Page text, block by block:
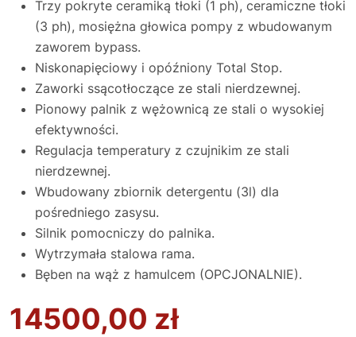
Trzy pokryte ceramiką tłoki (1 ph), ceramiczne tłoki
(3 ph), mosiężna głowica pompy z wbudowanym
zaworem bypass.
Niskonapięciowy i opóźniony Total Stop.
Zaworki ssącotłoczące ze stali nierdzewnej.
Pionowy palnik z wężownicą ze stali o wysokiej
efektywności.
Regulacja temperatury z czujnikim ze stali
nierdzewnej.
Wbudowany zbiornik detergentu (3l) dla
pośredniego zasysu.
Silnik pomocniczy do palnika.
Wytrzymała stalowa rama.
Bęben na wąż z hamulcem (OPCJONALNIE).
14500,00 zł